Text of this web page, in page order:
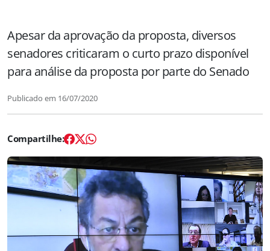
Apesar da aprovação da proposta, diversos
senadores criticaram o curto prazo disponível
para análise da proposta por parte do Senado
Publicado em 16/07/2020